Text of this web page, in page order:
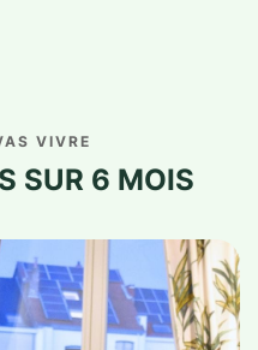
VIVRE
SUR 6 MOIS